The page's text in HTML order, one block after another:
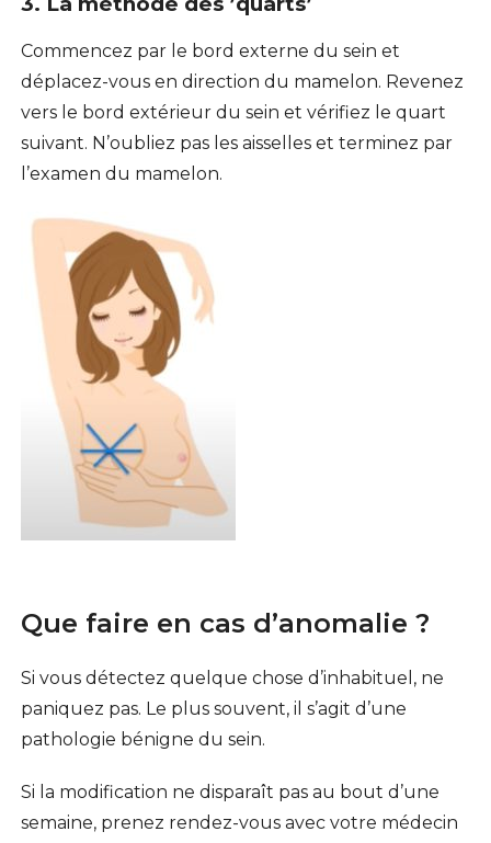
Commencez par le bord externe du sein et
déplacez-vous en direction du mamelon. Revenez
vers le bord extérieur du sein et vérifiez le quart
suivant. N’oubliez pas les aisselles et terminez par
l’examen du mamelon.
Que faire en cas d’anomalie ?
Si vous détectez quelque chose d’inhabituel, ne
paniquez pas. Le plus souvent, il s’agit d’une
pathologie bénigne du sein.
Si la modification ne disparaît pas au bout d’une
semaine, prenez rendez-vous avec votre médecin